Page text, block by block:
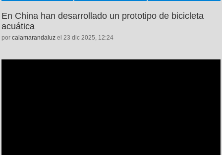
En China han desarrollado un prototipo de bicicleta
acuática
por calamarandaluz el 23 dic 2025, 12:24